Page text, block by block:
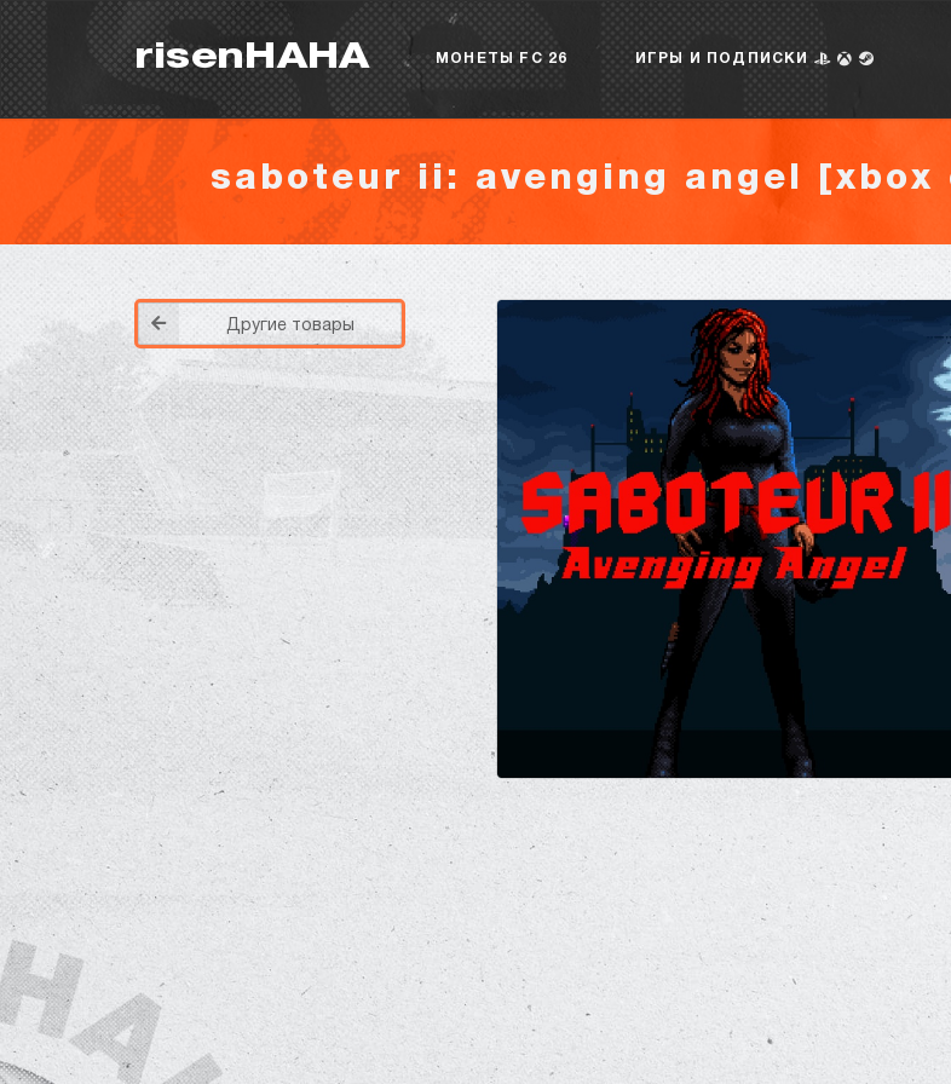
risenHAHA МОНЕТЫ FC 26 ИГРЫ И ПОДПИСКИ
saboteur ii: avenging angel [xbox
Другие товары